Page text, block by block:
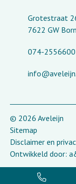
Grotestraat
7622 GW
074-2556600
© 2026 Aveleijn
Sitemap
Disclaimer en
Ontwikkeld door: